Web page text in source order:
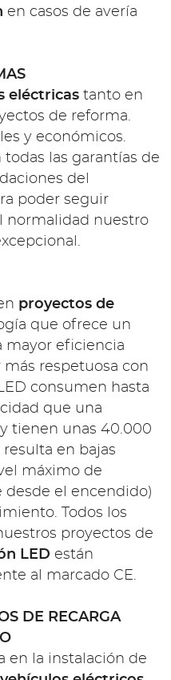
en casos de avería
eléctricas tanto en
de reforma.
y económicos.
las garantías de
del
poder seguir
normalidad nuestro
proyectos de
que ofrece un
mayor eficiencia
respetuosa con
consumen hasta
que una
tienen unas 40.000
en bajas
máximo de
desde el encendido)
Todos los
proyectos de
LED están
al marcado CE.
DE RECARGA
en la instalación de